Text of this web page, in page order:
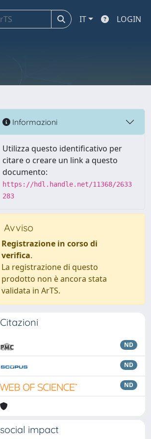
IT LOGIN
Informazioni
Utilizza questo identificativo per
citare o creare un link a questo
documento:
https://hdl.handle.net/11368/2633
283
Avviso
Registrazione in corso di
verifica.
La registrazione di questo
prodotto non è ancora stata
validata in ArTS.
Citazioni
ND
ND
ND
social impact